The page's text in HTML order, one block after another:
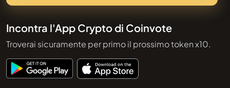
Incontra l'App Crypto di Coinvote
Troverai sicuramente per primo il prossimo token x10.